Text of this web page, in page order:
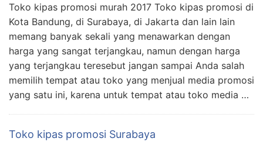
Toko kipas promosi murah 2017 Toko kipas promosi di
Kota Bandung, di Surabaya, di Jakarta dan lain lain
memang banyak sekali yang menawarkan dengan
harga yang sangat terjangkau, namun dengan harga
yang terjangkau teresebut jangan sampai Anda salah
memilih tempat atau toko yang menjual media promosi
yang satu ini, karena untuk tempat atau toko media …
Toko kipas promosi Surabaya